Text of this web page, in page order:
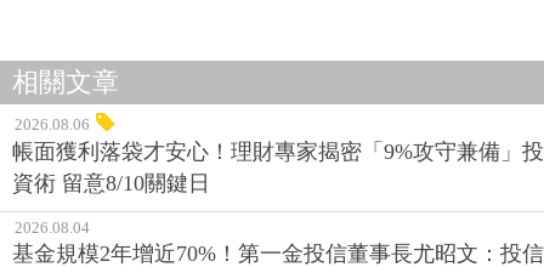
相關文章
2026.08.06
帳面獲利落袋才安心！理財專家揭密「9%攻守兼備」投
資術 留意8/10關鍵日
2026.08.04
基金規模2年增近70%！第一金投信董事長尤昭文：投信